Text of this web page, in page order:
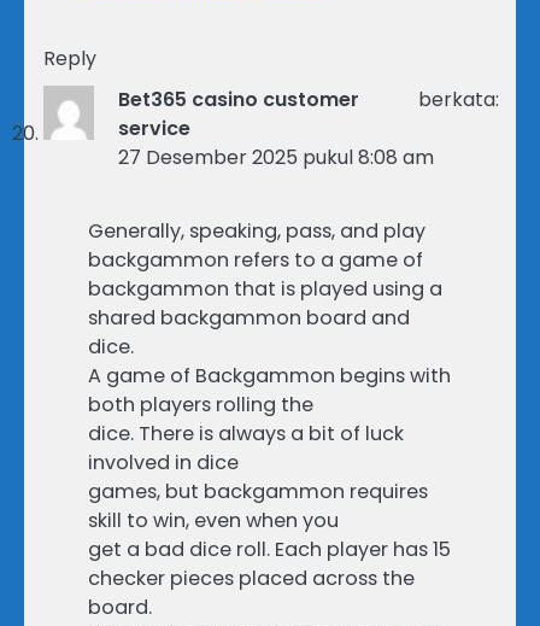
Reply
Bet365 casino customer
service
berkata:
27 Desember 2025 pukul 8:08 am
Generally, speaking, pass, and play
backgammon refers to a game of
backgammon that is played using a
shared backgammon board and
dice.
A game of Backgammon begins with
both players rolling the
dice. There is always a bit of luck
involved in dice
games, but backgammon requires
skill to win, even when you
get a bad dice roll. Each player has 15
checker pieces placed across the
board.